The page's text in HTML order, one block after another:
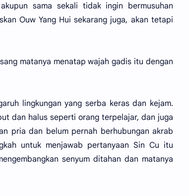
sama sekali tidak ingin bermusuhan
Ouw Yang Hui sekarang juga, akan tetapi
matanya menatap wajah gadis itu dengan
lingkungan yang serba keras dan kejam.
dan halus seperti orang terpelajar, dan juga
pria dan belum pernah berhubungan akrab
untuk menjawab pertanyaan Sin Cu itu
senyum ditahan dan matanya